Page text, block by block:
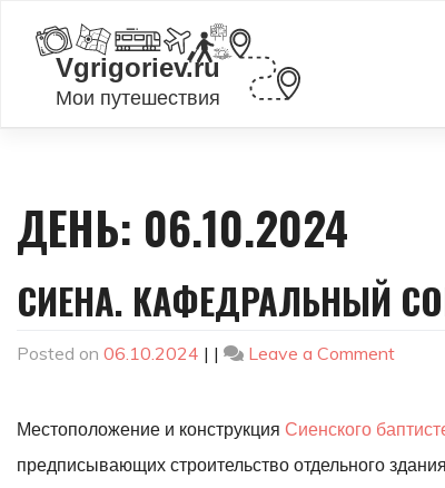
content
ДЕНЬ: 06.10.2024
СИЕНА. КАФЕДРАЛЬНЫЙ
Posted on 06.10.2024 | | Leave a Commenton
собор.
Местоположение и конструкция Сиенского
предписывающих строительство отдельного